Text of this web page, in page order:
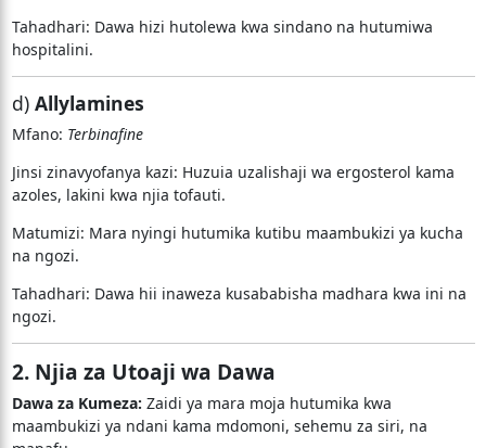
Tahadhari: Dawa hizi hutolewa kwa sindano na hutumiwa
hospitalini.
d) Allylamines
Mfano: Terbinafine
Jinsi zinavyofanya kazi: Huzuia uzalishaji wa ergosterol kama
azoles, lakini kwa njia tofauti.
Matumizi: Mara nyingi hutumika kutibu maambukizi ya kucha
na ngozi.
Tahadhari: Dawa hii inaweza kusababisha madhara kwa ini na
ngozi.
2. Njia za Utoaji wa Dawa
Dawa za Kumeza: Zaidi ya mara moja hutumika kwa
maambukizi ya ndani kama mdomoni, sehemu za siri, na